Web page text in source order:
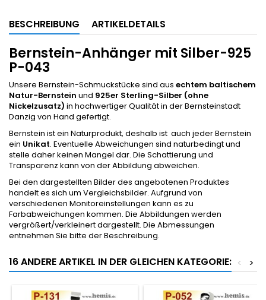
BESCHREIBUNG ARTIKELDETAILS
Bernstein-Anhänger mit Silber-925
P-043
Unsere Bernstein-Schmuckstücke sind aus echtem baltischem
Natur-Bernstein und 925er Sterling-Silber (ohne
Nickelzusatz) in hochwertiger Qualität in der Bernsteinstadt
Danzig von Hand gefertigt.
Bernstein ist ein Naturprodukt, deshalb ist auch jeder Bernstein
ein Unikat. Eventuelle Abweichungen sind naturbedingt und
stelle daher keinen Mangel dar. Die Schattierung und
Transparenz kann von der Abbildung abweichen.
Bei den dargestellten Bilder des angebotenen Produktes
handelt es sich um Vergleichsbilder. Aufgrund von
verschiedenen Monitoreinstellungen kann es zu
Farbabweichungen kommen. Die Abbildungen werden
vergrößert/verkleinert dargestellt. Die Abmessungen
entnehmen Sie bitte der Beschreibung.
16 ANDERE ARTIKEL IN DER GLEICHEN KATEGORIE: >
<